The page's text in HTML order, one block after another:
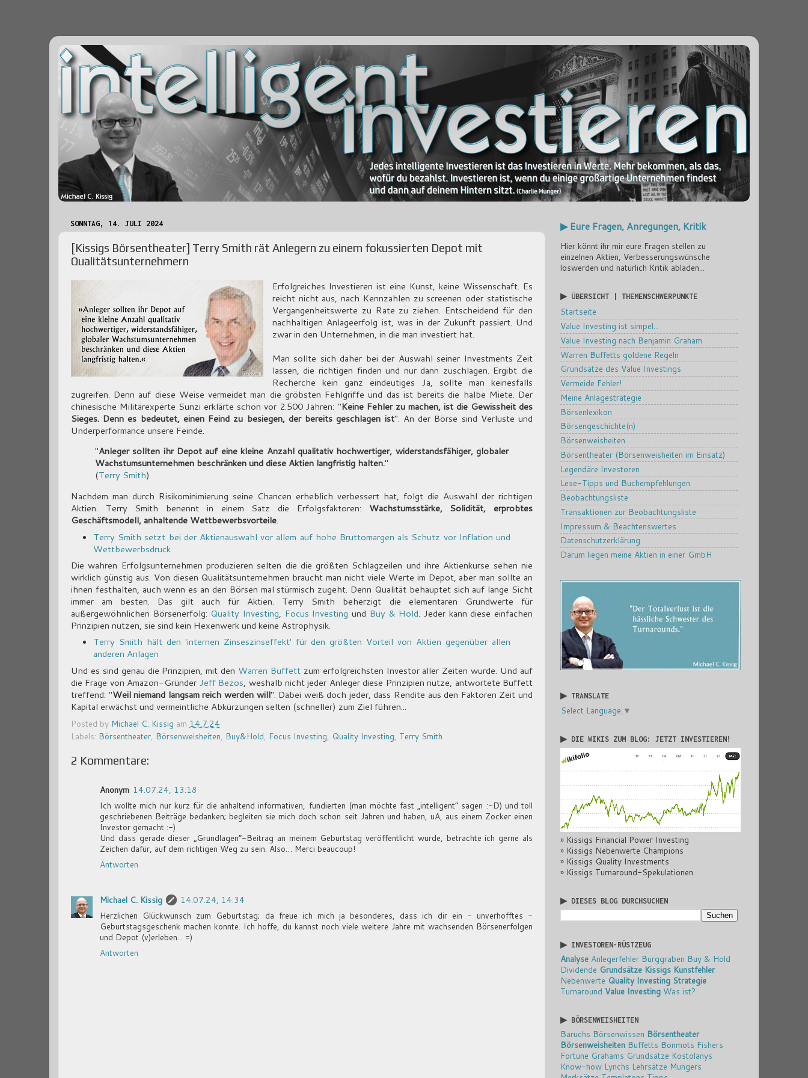
SONNTAG, 14. JULI 2024
[Kissigs Börsentheater] Terry Smith rät Anlegern zu einem fokussierten Depot mit
Qualitätsunternehmern
Erfolgreiches Investieren ist eine Kunst, keine Wissenschaft. Es
reicht nicht aus, nach Kennzahlen zu screenen oder statistische
Vergangenheitswerte zu Rate zu ziehen. Entscheidend für den
nachhaltigen Anlageerfolg ist, was in der Zukunft passiert. Und
zwar in den Unternehmen, in die man investiert hat.
Man sollte sich daher bei der Auswahl seiner Investments Zeit
lassen, die richtigen finden und nur dann zuschlagen. Ergibt die
Recherche kein ganz eindeutiges Ja, sollte man keinesfalls
zugreifen. Denn auf diese Weise vermeidet man die gröbsten Fehlgriffe und das ist bereits die halbe Miete. Der
chinesische Militärexperte Sunzi erklärte schon vor 2.500 Jahren: "Keine Fehler zu machen, ist die Gewissheit des
Sieges. Denn es bedeutet, einen Feind zu besiegen, der bereits geschlagen ist". An der Börse sind Verluste und
Underperformance unsere Feinde.
"Anleger sollten ihr Depot auf eine kleine Anzahl qualitativ hochwertiger, widerstandsfähiger, globaler
Wachstumsunternehmen beschränken und diese Aktien langfristig halten."
(Terry Smith)
Nachdem man durch Risikominimierung seine Chancen erheblich verbessert hat, folgt die Auswahl der richtigen
Aktien. Terry Smith benennt in einem Satz die Erfolgsfaktoren: Wachstumsstärke, Solidität, erprobtes
Geschäftsmodell, anhaltende Wettbewerbsvorteile.
Terry Smith setzt bei der Aktienauswahl vor allem auf hohe Bruttomargen als Schutz vor Inflation und
Wettbewerbsdruck
Die wahren Erfolgsunternehmen produzieren selten die die größten Schlagzeilen und ihre Aktienkurse sehen nie
wirklich günstig aus. Von diesen Qualitätsunternehmen braucht man nicht viele Werte im Depot, aber man sollte an
ihnen festhalten, auch wenn es an den Börsen mal stürmisch zugeht. Denn Qualität behauptet sich auf lange Sicht
immer am besten. Das gilt auch für Aktien. Terry Smith beherzigt die elementaren Grundwerte für
außergewöhnlichen Börsenerfolg: Quality Investing, Focus Investing und Buy & Hold. Jeder kann diese einfachen
Prinzipien nutzen, sie sind kein Hexenwerk und keine Astrophysik.
Terry Smith hält den 'internen Zinseszinseffekt' für den größten Vorteil von Aktien gegenüber allen
anderen Anlagen
Und es sind genau die Prinzipien, mit den Warren Buffettzum erfolgreichsten Investor aller Zeiten wurde. Und auf
die Frage von Amazon-Gründer Jeff Bezos, weshalb nicht jeder Anleger diese Prinzipien nutze, antwortete Buffett
treffend: "Weil niemand langsam reich werden will". Dabei weiß doch jeder, dass Rendite aus den Faktoren Zeit und
Kapital erwächst und vermeintliche Abkürzungen selten (schneller) zum Ziel führen...
Posted by Michael C. Kissig am 14.7.24
Labels: Börsentheater Börsenweisheiten Buy&Hold Focus Investing Quality Investing Terry Smith
2 Kommentare:
Anonym 14.07.24, 13:18
Ich wollte mich nur kurz für die anhaltend informativen, fundierten (man möchte fast „intelligent“ sagen :-D) und toll
geschriebenen Beiträge bedanken; begleiten sie mich doch schon seit Jahren und haben, uA, aus einem Zocker einen
Investor gemacht :-)
Und dass gerade dieser „Grundlagen“-Beitrag an meinem Geburtstag veröffentlicht wurde, betrachte ich gerne als
Zeichen dafür, auf dem richtigen Weg zu sein. Also… Merci beaucoup!
Antworten
Michael C. Kissig
14.07.24, 14:34
Herzlichen Glückwunsch zum Geburtstag; da freue ich mich ja besonderes, dass ich dir ein - unverhofftes -
Geburtstagsgeschenk machen konnte. Ich hoffe, du kannst noch viele weitere Jahre mit wachsenden Börsenerfolgen
und Depot (v)erleben... =)
Antworten
▶ Eure Fragen, Anregungen, Kritik
Hier könnt ihr mir eure Fragen stellen zu
einzelnen Aktien, Verbesserungswünsche
loswerden und natürlich Kritik abladen...
▶ ÜBERSICHT | THEMENSCHWERPUNKTE
Startseite
Value Investing ist simpel...
Value Investing nach Benjamin Graham
Warren Buffetts goldene Regeln
Grundsätze des Value Investings
Vermeide Fehler!
Meine Anlagestrategie
Börsenlexikon
Börsengeschichte(n)
Börsenweisheiten
Börsentheater (Börsenweisheiten im Einsatz)
Legendäre Investoren
Lese-Tipps und Buchempfehlungen
Beobachtungsliste
Transaktionen zur Beobachtungsliste
Impressum & Beachtenswertes
Datenschutzerklärung
Darum liegen meine Aktien in einer GmbH
▶ TRANSLATE
Select Language ▼
▶ DIE WIKIS ZUM BLOG: JETZT INVESTIEREN!
» Kissigs Financial Power Investing
» Kissigs Nebenwerte Champions
» Kissigs Quality Investments
» Kissigs Turnaround-Spekulationen
▶ DIESES BLOG DURCHSUCHEN
▶ INVESTOREN-RÜSTZEUG
Analyse Anlegerfehler Burggraben Buy & Hold
Dividende Grundsätze Kissigs Kunstfehler
Nebenwerte Quality Investing Strategie
Turnaround Value Investing Was ist?
▶ BÖRSENWEISHEITEN
Baruchs Börsenwissen Börsentheater
Börsenweisheiten Buffetts Bonmots Fishers
Fortune Grahams Grundsätze Kostolanys
Know-how Lynchs Lehrsätze Mungers